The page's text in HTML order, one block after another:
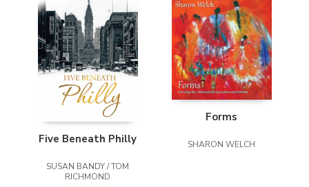
Five Beneath Philly
SUSAN BANDY / TOM
RICHMOND
Forms
SHARON WELCH